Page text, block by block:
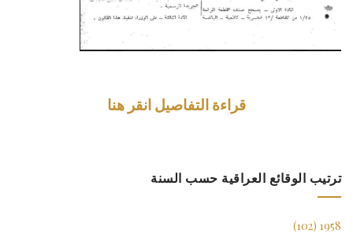
قراءة التفاصيل انقر هنا
ترتيب الوقائع العراقية حسب السنة
1958 (102)